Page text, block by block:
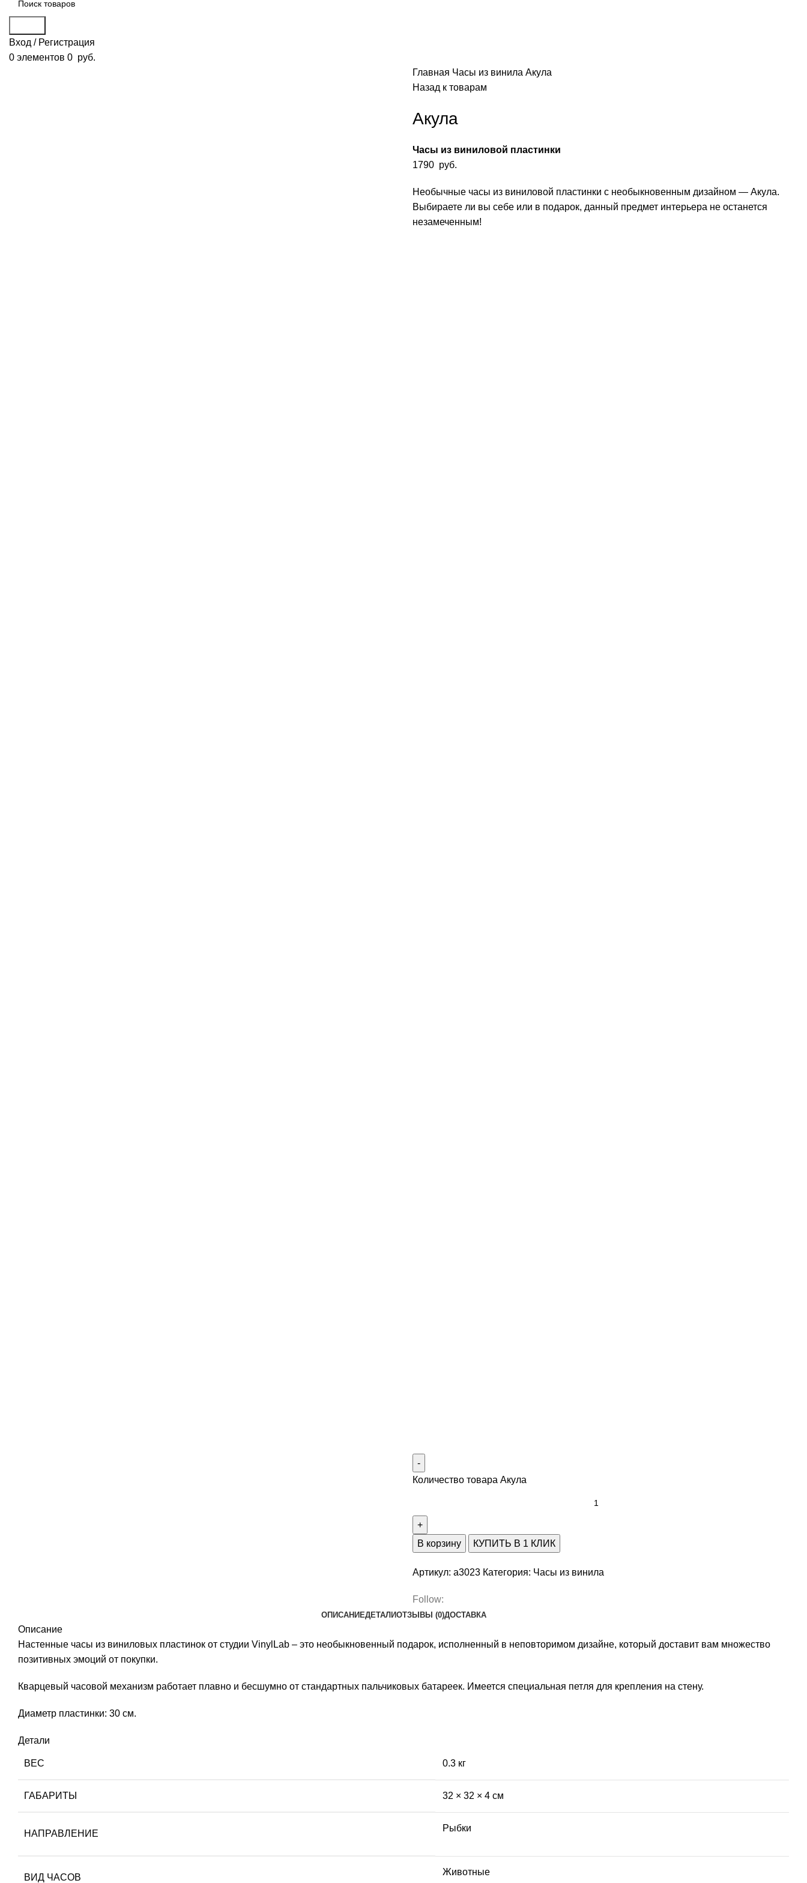
Вход / Регистрация
0 элементов 0 руб.
Главная Часы из винила Акула
Назад к товарам
Акула
Часы из виниловой пластинки
1790 руб.
Необычные часы из виниловой пластинки с необыкновенным дизайном — Акула.
Выбираете ли вы себе или в подарок, данный предмет интерьера не останется
незамеченным!
Количество товара Акула
В корзину КУПИТЬ В 1 КЛИК
Артикул: a3023 Категория: Часы из винила
Follow:
ОПИСАНИЕДЕТАЛИОТЗЫВЫ (0)ДОСТАВКА
Описание
Настенные часы из виниловых пластинок от студии VinylLab – это необыкновенный подарок, исполненный в неповторимом дизайне, который доставит вам множество
позитивных эмоций от покупки.
Кварцевый часовой механизм работает плавно и бесшумно от стандартных пальчиковых батареек. Имеется специальная петля для крепления на стену.
Диаметр пластинки: 30 см.
Детали
ВЕС 0.3 кг
ГАБАРИТЫ 32 × 32 × 4 см
НАПРАВЛЕНИЕ
Рыбки
ВИД ЧАСОВ
Животные